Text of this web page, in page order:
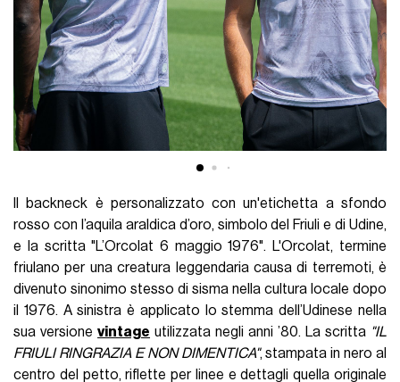
Il backneck è personalizzato con un'etichetta a sfondo
rosso con l’aquila araldica d’oro, simbolo del Friuli e di Udine,
e la scritta "L’Orcolat 6 maggio 1976". L'Orcolat, termine
friulano per una creatura leggendaria causa di terremoti, è
divenuto sinonimo stesso di sisma nella cultura locale dopo
il 1976. A sinistra è applicato lo stemma dell’Udinese nella
sua versionevintage utilizzata negli anni ’80. La scritta "IL
FRIULI RINGRAZIA E NON DIMENTICA", stampata in nero al
centro del petto, riflette per linee e dettagli quella originale